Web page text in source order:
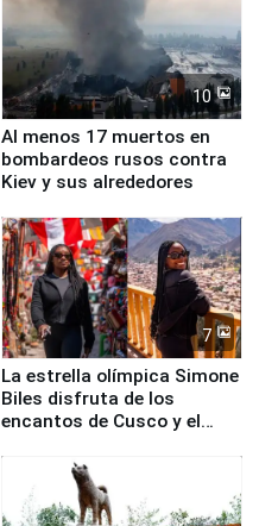
10
Al menos 17 muertos en
bombardeos rusos contra
Kiev y sus alrededores
7
La estrella olímpica Simone
Biles disfruta de los
encantos de Cusco y el